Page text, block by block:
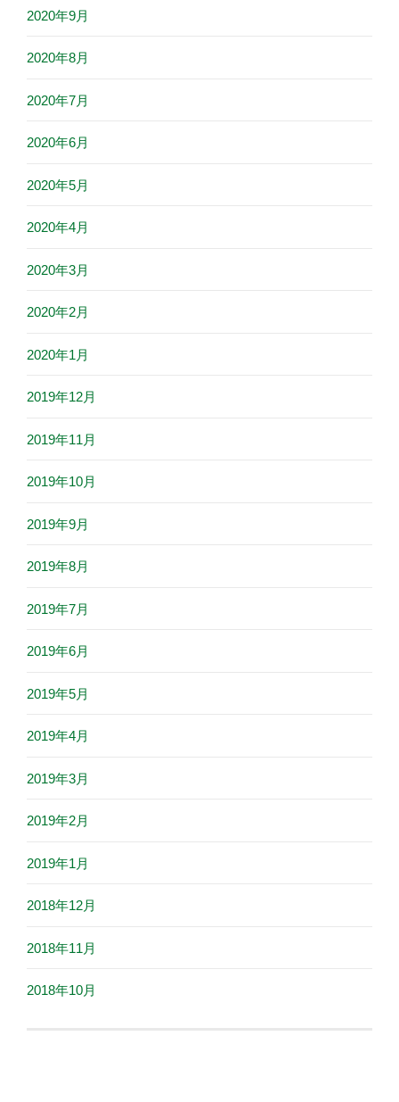
2020年9月
2020年8月
2020年7月
2020年6月
2020年5月
2020年4月
2020年3月
2020年2月
2020年1月
2019年12月
2019年11月
2019年10月
2019年9月
2019年8月
2019年7月
2019年6月
2019年5月
2019年4月
2019年3月
2019年2月
2019年1月
2018年12月
2018年11月
2018年10月